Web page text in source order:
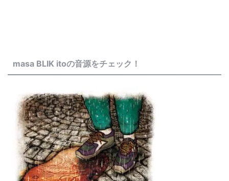
masa BLIK itoの音源をチェック！